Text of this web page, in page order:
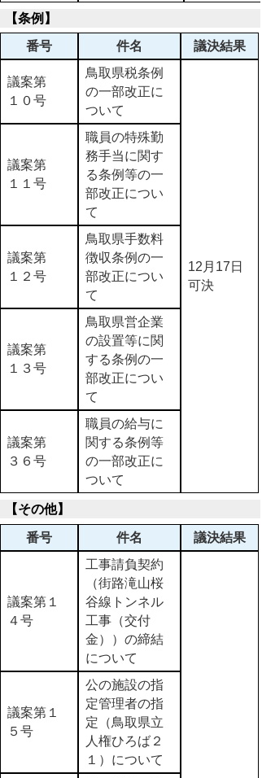
【条例】
番号 件名 議決結果
議案第
１０号
鳥取県税条例
の一部改正に
ついて
12月17日
可決
議案第
１１号
職員の特殊勤
務手当に関す
る条例等の一
部改正につい
て
議案第
１２号
鳥取県手数料
徴収条例の一
部改正につい
て
議案第
１３号
鳥取県営企業
の設置等に関
する条例の一
部改正につい
て
議案第
３６号
職員の給与に
関する条例等
の一部改正に
ついて
【その他】
番号 件名 議決結果
議案第１
４号
工事請負契約
（街路滝山桜
谷線トンネル
工事（交付
金））の締結
について
議案第１
５号
公の施設の指
定管理者の指
定（鳥取県立
人権ひろば２
１）について